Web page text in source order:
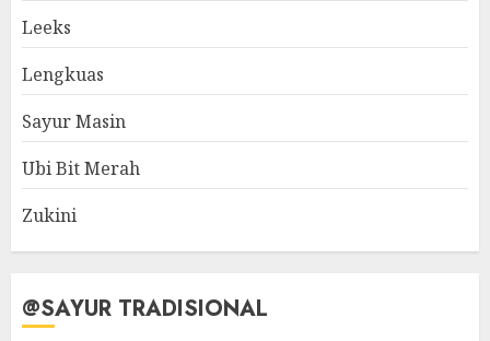
Leeks
Lengkuas
Sayur Masin
Ubi Bit Merah
Zukini
@SAYUR TRADISIONAL